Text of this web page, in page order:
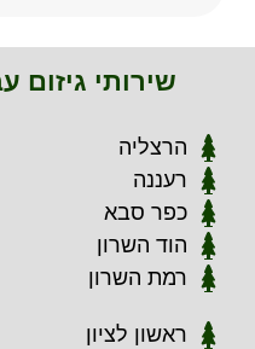
שירותי גיזום
הרצליה
רעננה
כפר סבא
הוד השרון
רמת השרון
ראשון לציון